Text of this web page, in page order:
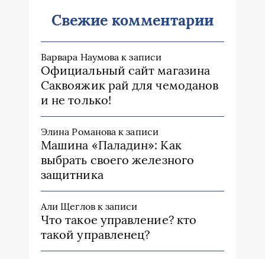
Свежие комментарии
Варвара Наумова к записи
Официальный сайт магазина
Саквояжик рай для чемоданов
и не только!
Элина Романова к записи
Машина «Паладин»: Как
выбрать своего железного
защитника
Али Щегловк записи
Что такое управление? кто
такой управленец?